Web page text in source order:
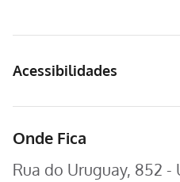
Acessibilidades
Onde Fica
Rua do Uruguay, 852